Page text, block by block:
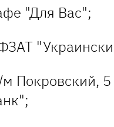
"Для Вас";
Покровский,